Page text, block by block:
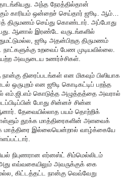
அந்த நேரத்தில்தான்
காரியம் ஒன்றைச் செய்தார் ஜூடி. ஆம்…
திருமணம் செய்து கொண்டார். அப்போது
ஆனால் இரண்டே வருடங்களில்
ஜூடி அதன்பிறகு திருமணம்
உறவைப் பேண முடியவில்லை.
அவருடைய உணர்ச்சிகள்.
திரைப்படங்கள் என மிகவும் பிஸியாக
ஒருபுறம் என ஜூடி கொடிகட்டிப் பறந்த
எம்.ஜி.எம் கொடுத்த அழுத்தத்தை அவரால்
போது சின்னச் சின்ன
தேவையில்லாத பயம் தொற்றிக்
தூக்க மாத்திரைகளின் அளவைக்
மாத்திரை இல்லையென்றால் வாழ்க்கையே
நிபுணரான எர்னஸ்ட் சிம்மெல்லிடம்
எவ்வகையிலும் அவருக்குக் கை
கிட்டத்தட்ட நான்கு வெவ்வேறு